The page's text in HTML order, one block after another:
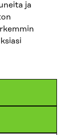
ja